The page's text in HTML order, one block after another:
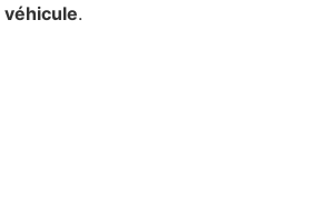
véhicule.